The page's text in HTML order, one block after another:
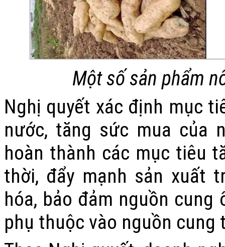
Một số sản phẩm
Nghị quyết xác định mục
nước, tăng sức mua của
hoàn thành các mục tiêu
thời, đẩy mạnh sản xuất
hóa, bảo đảm nguồn
phụ thuộc vào nguồn cung